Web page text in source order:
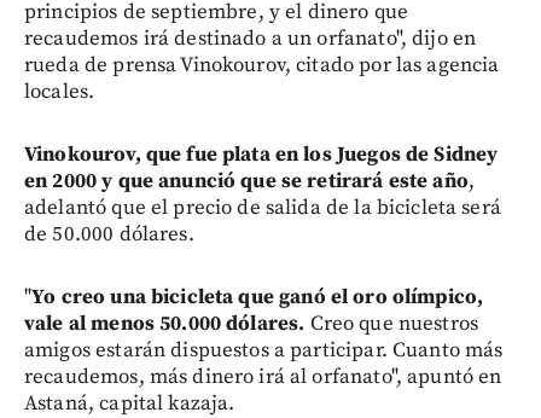
principios de septiembre, y el dinero que
recaudemos irá destinado a un orfanato", dijo en
rueda de prensa Vinokourov, citado por las agencia
locales.
Vinokourov, que fue plata en los Juegos de Sidney
en 2000 y que anunció que se retirará este año,
adelantó que el precio de salida de la bicicleta será
de 50.000 dólares.
"Yo creo una bicicleta que ganó el oro olímpico,
vale al menos 50.000 dólares. Creo que nuestros
amigos estarán dispuestos a participar. Cuanto más
recaudemos, más dinero irá al orfanato", apuntó en
Astaná, capital kazaja.